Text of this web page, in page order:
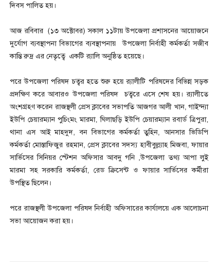
দিবস পালিত হয়।
আজ রবিবার (১৩ অক্টোবর) সকাল ১১টায় উপজেলা প্রশাসনের আয়োজনে
দুর্যোগ ব্যবস্থাপনা বিভাগের ব্যবস্থাপনায় উপজেলা নির্বাহী কর্মকর্তা সজীব
কান্তি রুদ্র এর নেতৃত্বে একটি র‍্যালি অনুষ্ঠিত হয়েছে।
পরে উপজেলা পরিষদ চত্বর হতে শুরু হয়ে র‍্যালীটি পরিষদের বিভিন্ন সড়ক
প্রদক্ষিণ করে আবারও উপজেলা পরিষদ চত্বরে এসে শেষ হয়। র‍্যালীতে
অংশগ্রহণ করেন রাজস্থলী প্রেস ক্লাবের সভাপতি আজগর আলী খান, গাইন্দ্যা
ইউপি চেয়ারম্যান পুচিংমং মারমা, ঘিলাছড়ি ইউপি চেয়ারম্যান রবার্ড ত্রিপুরা,
থানা এস আই মাহদুদ, বন বিভাগের কর্মকর্তা তুহিন, আনসার ভিডিপি
কর্মকর্তা মোস্তাফিজুর রহমান, প্রেস ক্লাবের সদস্য হাবীবুল্ল্যাহ মিজবা, ফায়ার
সার্ভিসের সিনিয়র স্টেশন অফিসার আবদু গনি ,উপজেলা তথ্য আপা লুই
মারমা সহ সরকারি কর্মকর্তা, রেড ক্রিসেন্ট ও ফায়ার সার্ভিসের কর্মীরা
উপস্থিত ছিলেন।
পরে রাজস্থলী উপজেলা পরিষদ নির্বাহী অফিসারের কার্যালয়ে এক আলোচনা
সভা আয়োজন করা হয়।